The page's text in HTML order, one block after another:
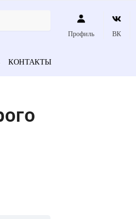
Профиль ВК
КОНТАКТЫ